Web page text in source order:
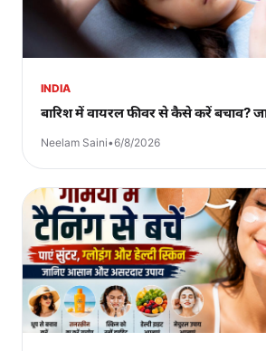
INDIA
बारिश में वायरल फीवर से कैसे करें बचाव?
Neelam Saini•6/8/2026